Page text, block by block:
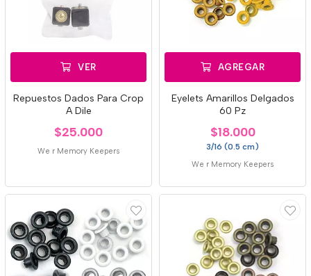
VER
Repuestos Dados Para Crop
A Dile
$25.000
We r Memory Keepers
AGREGAR
Eyelets Amarillos Delgados
60 Pz
$18.000
3/16 (0.5 cm)
We r Memory Keepers